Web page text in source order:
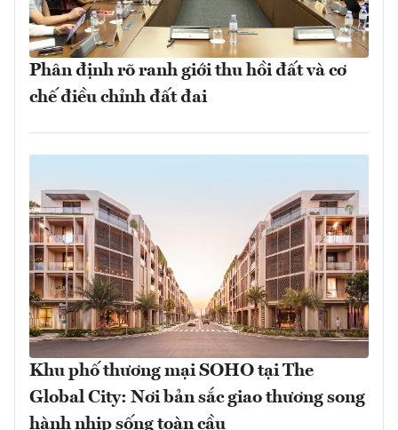
Phân định rõ ranh giới thu hồi đất và cơ
chế điều chỉnh đất đai
Khu phố thương mại SOHO tại The
Global City: Nơi bản sắc giao thương song
hành nhịp sống toàn cầu